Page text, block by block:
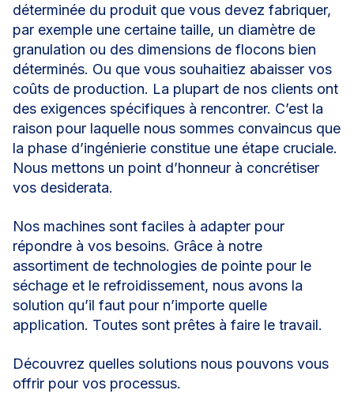
déterminée du produit que vous devez fabriquer,
par exemple une certaine taille, un diamètre de
granulation ou des dimensions de flocons bien
déterminés. Ou que vous souhaitiez abaisser vos
coûts de production. La plupart de nos clients ont
des exigences spécifiques à rencontrer. C’est la
raison pour laquelle nous sommes convaincus que
la phase d’ingénierie constitue une étape cruciale.
Nous mettons un point d’honneur à concrétiser
vos desiderata.
Nos machines sont faciles à adapter pour
répondre à vos besoins. Grâce à notre
assortiment de technologies de pointe pour le
séchage et le refroidissement, nous avons la
solution qu’il faut pour n’importe quelle
application. Toutes sont prêtes à faire le travail.
Découvrez quelles solutions nous pouvons vous
offrir pour vos processus.